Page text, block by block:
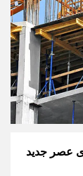
عصر جدید